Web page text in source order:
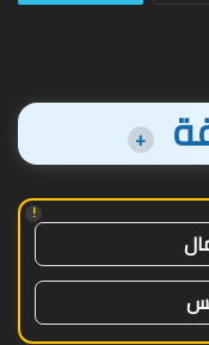
+
!